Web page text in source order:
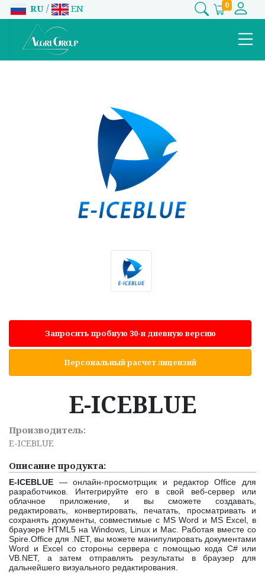
RU / EN 0
Запросить пробную 30-и дневную версию
Персональный расчет лицензий
E-ICEBLUE
Производитель:
E-ICEBLUE
Описание продукта:
E-ICEBLUE — онлайн-просмотрщик и редактор Office для
разработчиков. Интегрируйте его в свой веб-сервер или
облачное приложение, и вы сможете создавать,
редактировать, конвертировать, печатать, просматривать и
сохранять документы, совместимые с MS Word и MS Excel, в
браузере HTML5 на Windows, Linux и Mac. Работая вместе со
Spire.Office для .NET, вы можете манипулировать документами
Word и Excel со стороны сервера с помощью кода C# или
VB.NET, а затем отправлять результаты в браузер для
дальнейшего визуального редактирования.